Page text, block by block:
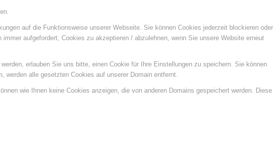
auf die Funktionsweise unserer Webseite. Sie können Cookies jederzeit blockieren oder
aufgefordert, Cookies zu akzeptieren / abzulehnen, wenn Sie unsere Website erneut
erlauben Sie uns bitte, einen Cookie für Ihre Einstellungen zu speichern. Sie können
alle gesetzten Cookies auf unserer Domain entfernt.
wie Ihnen keine Cookies anzeigen, die von anderen Domains gespeichert werden. Diese